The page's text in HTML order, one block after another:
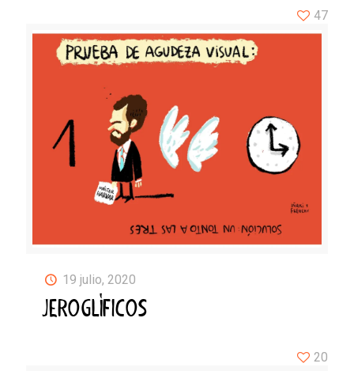
19 julio, 2020
JEROGLÍFICOS
47
20